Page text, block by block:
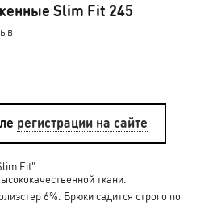
Slim Fit 245
регистрации на сайте
Fit"
ткани.
6%. Брюки садится строго по